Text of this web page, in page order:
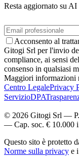
Resta aggiornato su AI
Acconsento al
Gitogi Srl per l'invio
compliance, ai sensi
consenso in qualsiasi
Maggiori informazioni
Centro LegalePrivacy
ServizioDPA
© 2026 Gitogi Srl —
— Cap. soc. € 10.000
Questo sito è protetto
Norme sulla privacy e i